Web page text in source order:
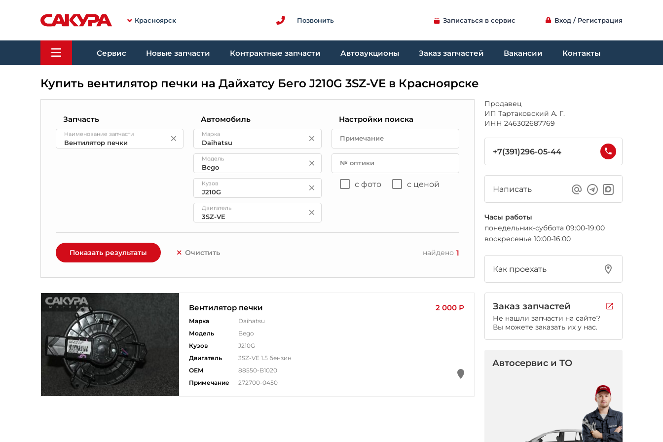
Красноярск Позвонить Записаться в сервис Вход / Регистрация
Сервис Новые запчасти Контрактные запчасти Автоаукционы Заказ запчастей Вакансии Контакты
Купить вентилятор печки на Дайхатсу Бего J210G 3SZ-VE в Красноярске
Запчасть
Наименование запчасти
Автомобиль
Марка
Модель
Кузов
Двигатель
Настройки поиска
Примечание
№ оптики
с фото с ценой
Показать результаты Очистить найдено 1
Вентилятор печки 2 000 Р
Марка
Daihatsu
Модель
Bego
Кузов
J210G
Двигатель
3SZ-VE 1.5 бензин
ОЕМ
88550-B1020
Примечание
272700-0450
Продавец
ИП Тартаковский А. Г.
ИНН 246302687769
+7(391)296-05-44
Написать
Часы работы
понедельник-суббота 09:00-19:00
воскресенье 10:00-16:00
Как проехать
Заказ запчастей
Не нашли запчасти на сайте?
Вы можете заказать их у нас.
Автосервис и ТО